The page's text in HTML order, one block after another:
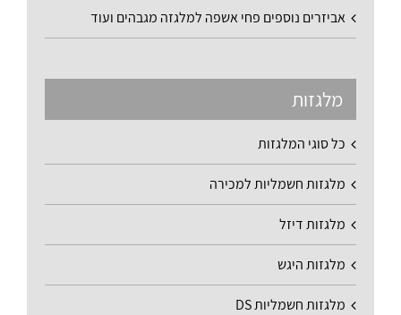
אביזרים נוספים פחי אשפה למלגזה מגבהים ועוד
מלגזות
כל סוגי המלגזות
מלגזות חשמליות למכירה
מלגזות דיזל
מלגזות היגש
מלגזות חשמליות DS